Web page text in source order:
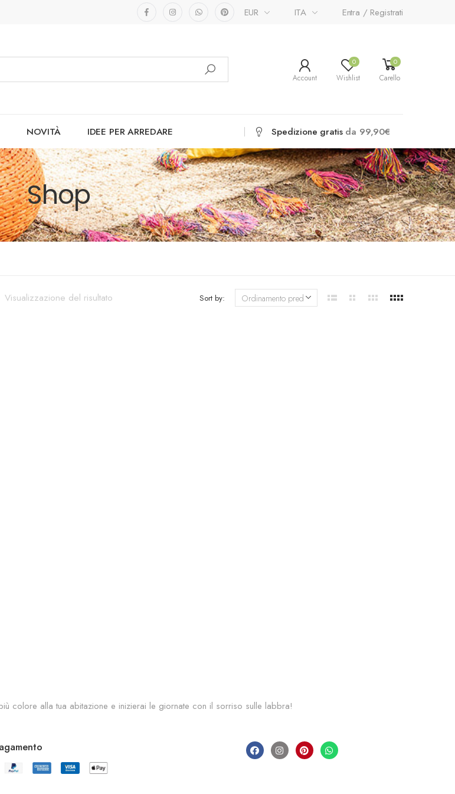
EUR ITA Entra / Registrati
Account
0
Wishlist
0
Carello
NOVITÀ IDEE PER ARREDARE Spedizione gratisda 99,90€
Shop
Visualizzazione del risultato Sort by:
colore alla tua abitazione e inizierai le giornate con il sorriso sulle labbra!